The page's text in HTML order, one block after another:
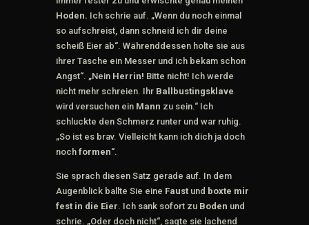
Hoden. Ich schrie auf. „Wenn du noch einmal
so aufschreist, dann schneid ich dir deine
scheiß Eier ab“. Währenddessen holte sie aus
ihrer Tasche ein Messer und ich bekam schon
Angst“. „Nein Herrin! Bitte nicht! Ich werde
nicht mehr schreien. Ihr Ballbustingsklave
wird versuchen ein Mann zu sein.“ Ich
schluckte den Schmerz runter und war ruhig.
„So ist es brav. Vielleicht kann ich dich ja doch
noch formen“.
Sie sprach diesen Satz gerade auf. In dem
Augenblick ballte Sie eine Faustund boxte mir
fest in die Eier. Ich sank sofort zu Boden und
schrie. „Oder doch nicht“, sagte sie lachend